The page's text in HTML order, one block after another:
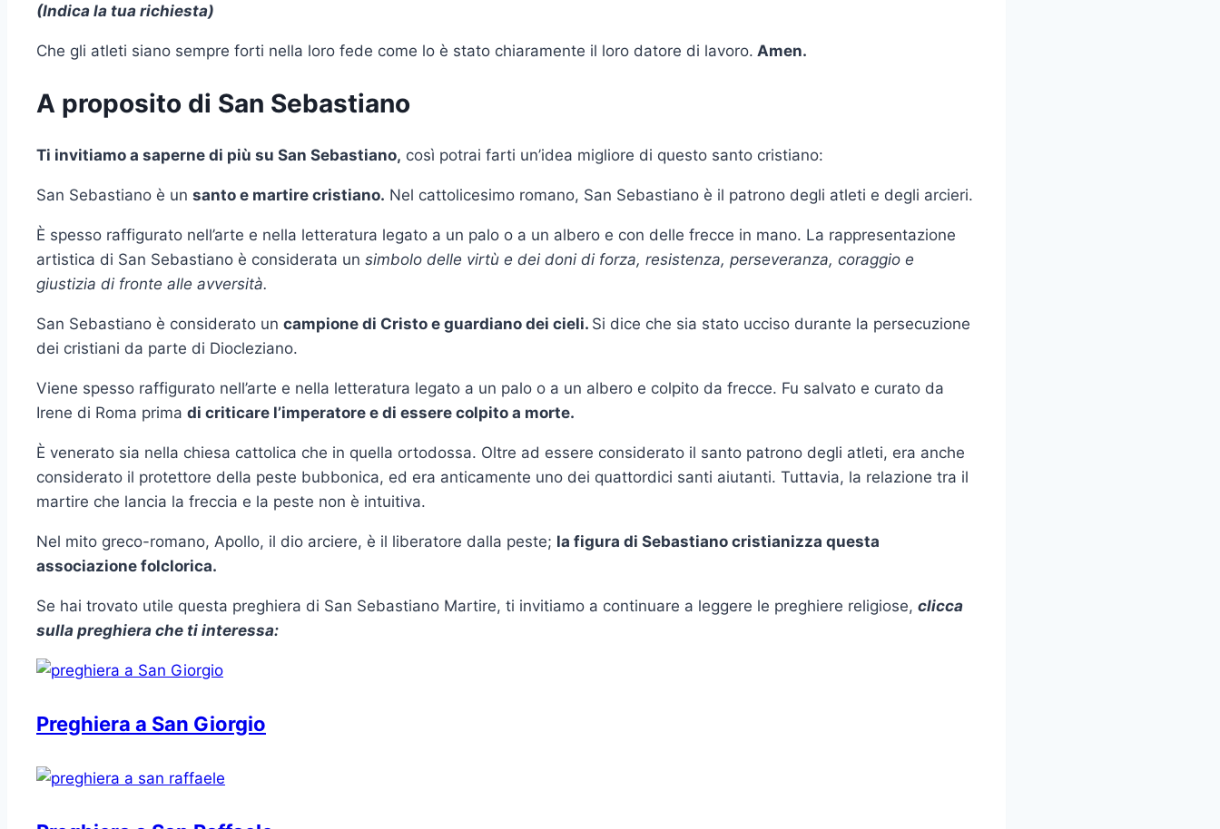
(Indica la tua richiesta)
Che gli atleti siano sempre forti nella loro fede come lo è stato chiaramente il loro datore di lavoro. Amen.
A proposito di San Sebastiano
Ti invitiamo a saperne di più su San Sebastiano, così potrai farti un’idea migliore di questo santo cristiano:
San Sebastiano è un santo e martire cristiano. Nel cattolicesimo romano, San Sebastiano è il patrono degli atleti e degli arcieri.
È spesso raffigurato nell’arte e nella letteratura legato a un palo o a un albero e con delle frecce in mano. La rappresentazione
artistica di San Sebastiano è considerata un simbolo delle virtù e dei doni di forza, resistenza, perseveranza, coraggio e
giustizia di fronte alle avversità.
San Sebastiano è considerato un campione di Cristo e guardiano dei cieli. Si dice che sia stato ucciso durante la persecuzione
dei cristiani da parte di Diocleziano.
Viene spesso raffigurato nell’arte e nella letteratura legato a un palo o a un albero e colpito da frecce. Fu salvato e curato da
Irene di Roma prima di criticare l’imperatore e di essere colpito a morte.
È venerato sia nella chiesa cattolica che in quella ortodossa. Oltre ad essere considerato il santo patrono degli atleti, era anche
considerato il protettore della peste bubbonica, ed era anticamente uno dei quattordici santi aiutanti. Tuttavia, la relazione tra il
martire che lancia la freccia e la peste non è intuitiva.
Nel mito greco-romano, Apollo, il dio arciere, è il liberatore dalla peste; la figura di Sebastiano cristianizza questa
associazione folclorica.
Se hai trovato utile questa preghiera di San Sebastiano Martire, ti invitiamo a continuare a leggere le preghiere religiose, clicca
sulla preghiera che ti interessa:
Preghiera a San Giorgio